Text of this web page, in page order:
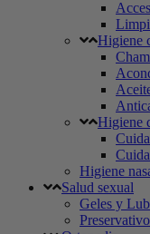
Higiene
Higiene
Higiene
Salud sexual
Geles y